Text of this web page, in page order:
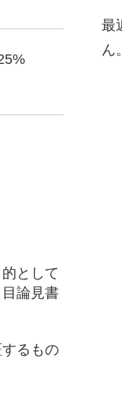
として
論見書
るもの
最
ん。